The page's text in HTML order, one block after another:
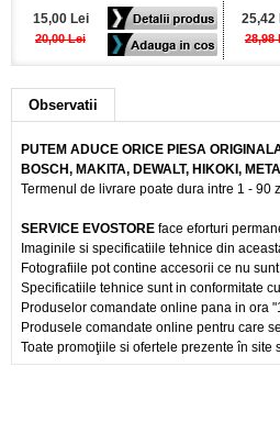
15,00 Lei
20,00 Lei
25,42
28,98
Observatii
PUTEM ADUCE ORICE PIESA
BOSCH, MAKITA, DEWALT, HIKOKI,
Termenul de livrare poate dura intre 1 - 90
SERVICE EVOSTORE face eforturi
Imaginile si specificatiile tehnice din
Fotografiile pot contine accesorii ce nu
Specificatiile tehnice sunt in conformitate
Produselor comandate online pana in ora
Produsele comandate online pentru care
Toate promoţiile si ofertele prezente în